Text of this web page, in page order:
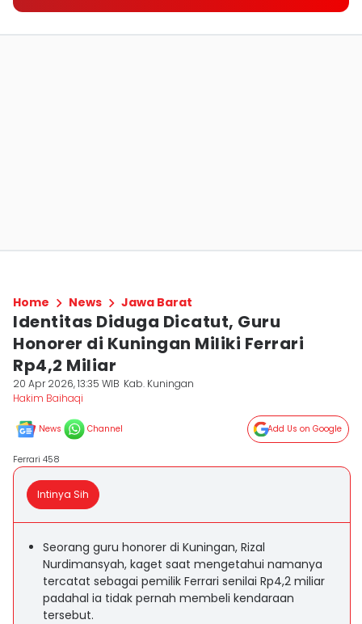
Home News Jawa Barat
Identitas Diduga Dicatut, Guru
Honorer di Kuningan Miliki Ferrari
Rp4,2 Miliar
20 Apr 2026, 13:35 WIB Kab. Kuningan
Hakim Baihaqi
News Channel Add Us on Google
Ferrari 458
Intinya Sih
Seorang guru honorer di Kuningan, Rizal
Nurdimansyah, kaget saat mengetahui namanya
tercatat sebagai pemilik Ferrari senilai Rp4,2 miliar
padahal ia tidak pernah membeli kendaraan
tersebut.